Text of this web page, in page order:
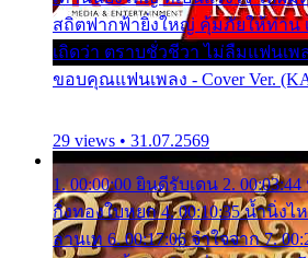
สถิตฟากฟ้ายิ่งใหญ่ คุ้มภัยให้ท่าน
เถิดว่า ตราบชั่วชีวา ไม่ลืมแฟนเพ
ขอบคุณแฟนเพลง - Cover Ver.
29 views • 31.07.2569
1. 00:00:00 ยินดีรับเดน 2.
กิ่งทองใบหยก 4. 00:10:35 น้ำนิ่งไ
ลานเท 6. 00:17:06 จำใจจาก 7.